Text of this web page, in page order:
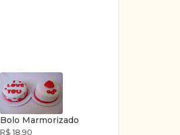
Bolo Marmorizado
R$ 18,90